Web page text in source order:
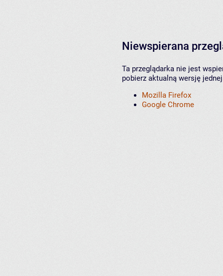
Niewspierana
Ta przeglądarka nie jest
pobierz aktualną wersję
Mozilla Firefox
Google Chrome